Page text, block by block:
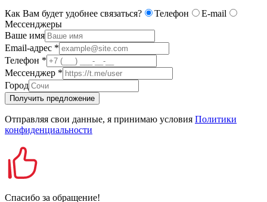
Как Вам будет удобнее связаться? Телефон
E-mail
Мессенджеры
Ваше имя
Email-адрес *
Телефон *
Мессенджер *
Город
Получить предложение
Отправляя свои данные, я принимаю условия Политики
конфиденциальности
Спасибо за обращение!